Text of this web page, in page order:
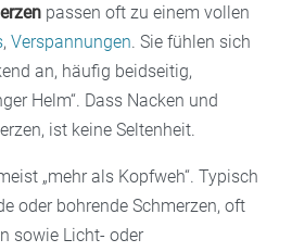
passen oft zu einem vollen
, Verspannungen. Sie fühlen sich
an, häufig beidseitig,
Helm“. Dass Nacken und
ist keine Seltenheit.
„mehr als Kopfweh“. Typisch
oder bohrende Schmerzen, oft
sowie Licht- oder